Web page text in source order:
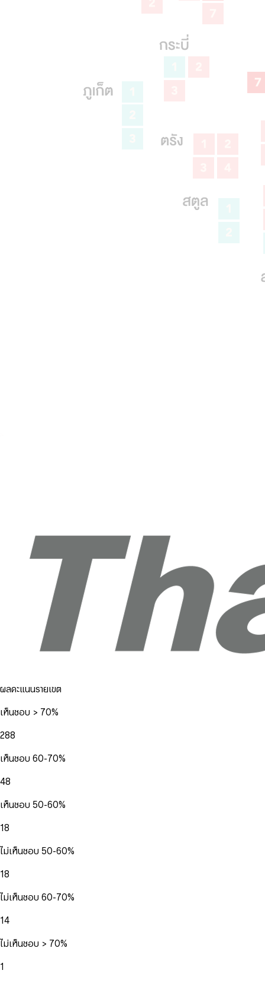
ผลคะแนนรายเขต
เห็นชอบ > 70%
288
เห็นชอบ 60-70%
48
เห็นชอบ 50-60%
18
ไม่เห็นชอบ 50-60%
18
ไม่เห็นชอบ 60-70%
14
ไม่เห็นชอบ > 70%
1